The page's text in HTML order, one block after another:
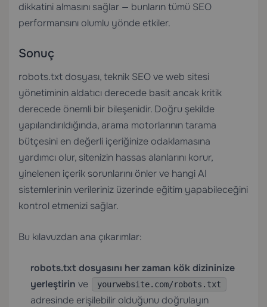
dikkatini almasını sağlar — bunların tümü SEO
performansını olumlu yönde etkiler.
Sonuç
robots.txt dosyası, teknik SEO ve web sitesi
yönetiminin aldatıcı derecede basit ancak kritik
derecede önemli bir bileşenidir. Doğru şekilde
yapılandırıldığında, arama motorlarının tarama
bütçesini en değerli içeriğinize odaklamasına
yardımcı olur, sitenizin hassas alanlarını korur,
yinelenen içerik sorunlarını önler ve hangi AI
sistemlerinin verileriniz üzerinde eğitim yapabileceğini
kontrol etmenizi sağlar.
Bu kılavuzdan ana çıkarımlar:
robots.txt dosyasını her zaman kök dizininize
yerleştirin ve yourwebsite.com/robots.txt
adresinde erişilebilir olduğunu doğrulayın